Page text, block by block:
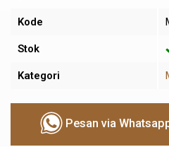
Kode
Stok
Kategori
Pesan via